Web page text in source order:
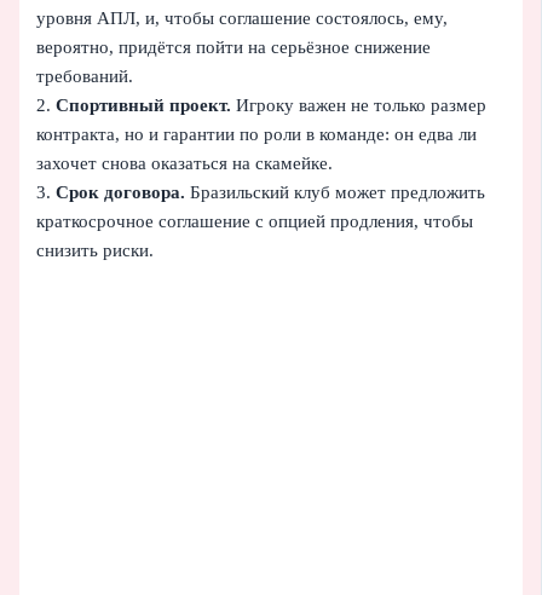
уровня АПЛ, и, чтобы соглашение состоялось, ему,
вероятно, придётся пойти на серьёзное снижение
требований.
2.Спортивный проект. Игроку важен не только размер
контракта, но и гарантии по роли в команде: он едва ли
захочет снова оказаться на скамейке.
3.Срок договора. Бразильский клуб может предложить
краткосрочное соглашение с опцией продления, чтобы
снизить риски.